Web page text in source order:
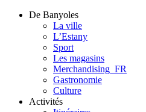
De Banyoles
La ville
L’Estany
Sport
Les magasins
Merchandising_FR
Gastronomie
Culture
Activités